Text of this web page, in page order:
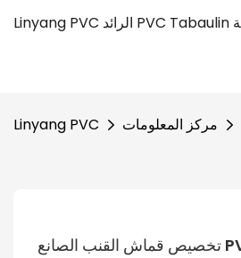
Linyang PVC مركز المعلومات